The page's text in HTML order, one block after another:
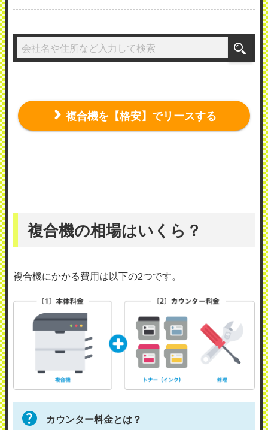
複合機を【格安】でリースする
複合機の相場はいくら？
複合機にかかる費用は以下の2つです。
カウンター料金とは？